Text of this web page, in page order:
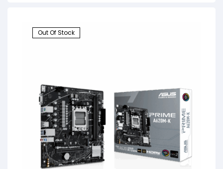
Out Of Stock